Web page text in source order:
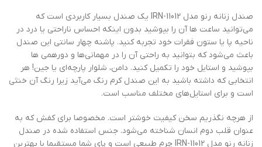
صندل زنانه رنو مدل IRN-11012 یک صندل بسیار کاربردی است که
می‌توانید ساعت ها آن را بپوشید بدون اینکه احساس ناراحتی یا درد در
ناحیه پا یا ستون فقرات خود تجربه کنید. پاشنه چهار سانتی این صندل
باعث می‌شود که بتوانید به راحتی آن را در مهمانی‌ها و دورهمی ها
بپوشید و استایل خود را تکمیل کنید. دامن، شلوار پارچه‌ای یا جین! هر
انتخابی که داشته باشید به این صندل کرم رنگ می‌آید زیرا رنگ آن خنثی
است و برای استایل‌های مختلف مناسب است.
از هرچه نگذریم سخن کیفیت خوشتر است. مخصوصا برای کفش که به
عنوان قلب دوم انسان شناخته می‌شود. جنس استفاده شده در صندل
زنانه رنو مدل IRN-11012 چرم طبیعی است و پای شما مستقیما با بهترین